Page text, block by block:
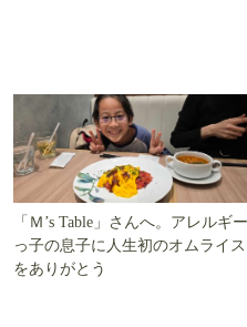
「Ｍ’s Table」さんへ。アレルギー
っ子の息子に人生初のオムライス
をありがとう